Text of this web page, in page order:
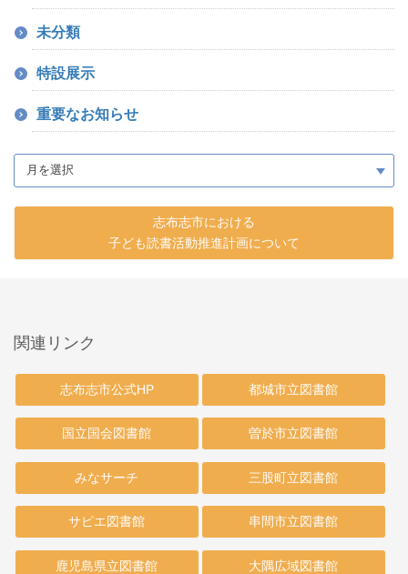
未分類
特設展示
重要なお知らせ
志布志市における
子ども読書活動推進計画について
関連リンク
志布志市公式HP
国立国会図書館
みなサーチ
サピエ図書館
鹿児島県立図書館
都城市立図書館
曽於市立図書館
三股町立図書館
串間市立図書館
大隅広域図書館